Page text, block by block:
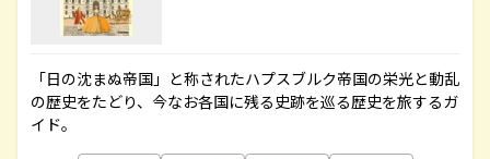
「日の沈まぬ帝国」と称されたハプスブルク帝国の栄光と動乱
の歴史をたどり、今なお各国に残る史跡を巡る歴史を旅するガ
イド。